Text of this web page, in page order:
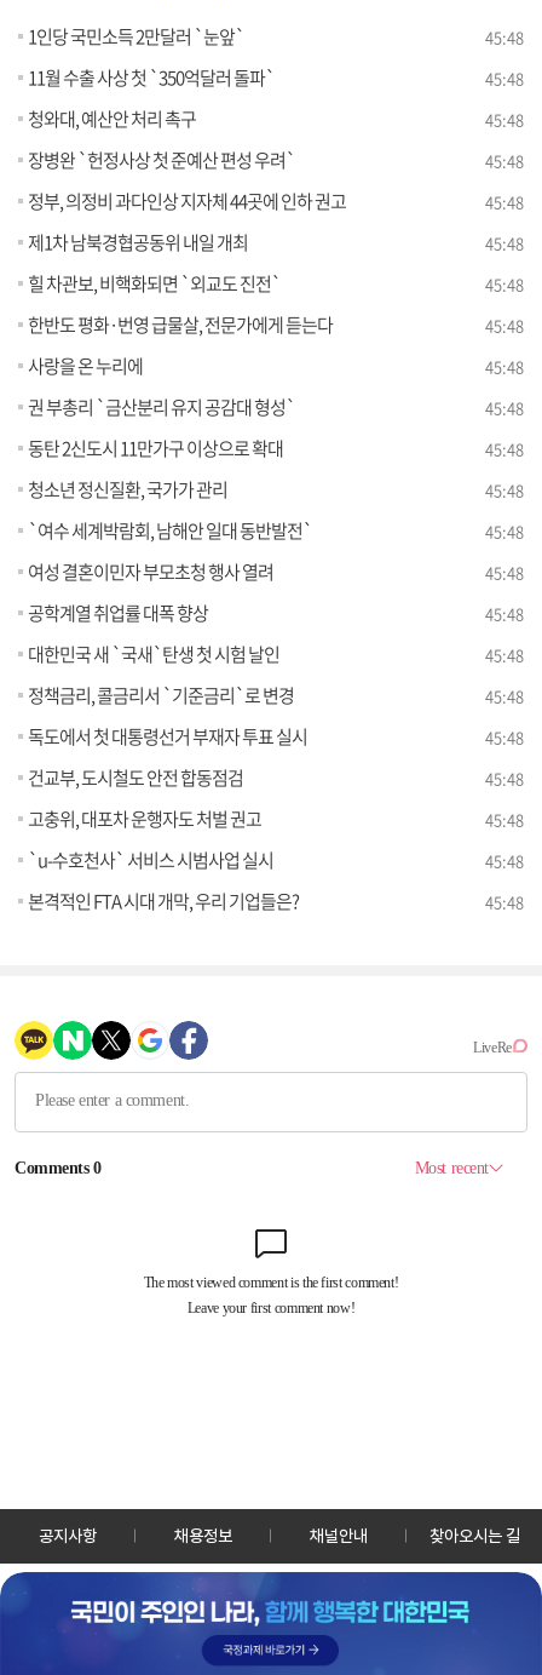
1인당 국민소득 2만달러 `눈앞` 45:48
11월 수출 사상 첫 `350억달러 돌파` 45:48
청와대, 예산안 처리 촉구 45:48
장병완 `헌정사상 첫 준예산 편성 우려` 45:48
정부, 의정비 과다인상 지자체 44곳에 인하 권고 45:48
제1차 남북경협공동위 내일 개최 45:48
힐 차관보, 비핵화되면 `외교도 진전` 45:48
한반도 평화·번영 급물살, 전문가에게 듣는다 45:48
사랑을 온 누리에 45:48
권 부총리 `금산분리 유지 공감대 형성` 45:48
동탄 2신도시 11만가구 이상으로 확대 45:48
청소년 정신질환, 국가가 관리 45:48
`여수 세계박람회, 남해안 일대 동반발전` 45:48
여성 결혼이민자 부모초청 행사 열려 45:48
공학계열 취업률 대폭 향상 45:48
대한민국 새 `국새`탄생 첫 시험 날인 45:48
정책금리, 콜금리서 `기준금리`로 변경 45:48
독도에서 첫 대통령선거 부재자 투표 실시 45:48
건교부, 도시철도 안전 합동점검 45:48
고충위, 대포차 운행자도 처벌 권고 45:48
`u-수호천사` 서비스 시범사업 실시 45:48
본격적인 FTA 시대 개막, 우리 기업들은? 45:48
공지사항 채용정보 채널안내 찾아오시는 길
30128 세종특별자치시 정부2청사로 13 한국정책방송원 KTV
TEL: 044-204-8000
Copyrightⓒ KTV 국민방송 All Rights Reserved.